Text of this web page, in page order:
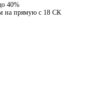
40%
на прямую с 18 СК